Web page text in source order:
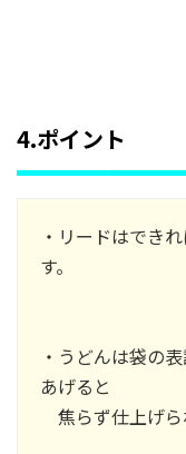
4.ポイント
・リードはでき
す。
・うどんは袋の
あげると
焦らず仕上げら